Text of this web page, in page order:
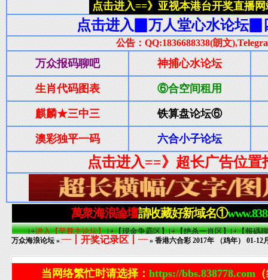
万众海浪论坛 »┈┋开奖记录区┋┈» 香港六合彩 2017年 （鸡年） 01-12
当网络繁忙时请选择： https://bbs.838778.com